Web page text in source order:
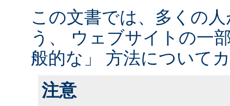
この文書では、多くの
う、 ウェブサイトの一
般的な」 方法について
注意